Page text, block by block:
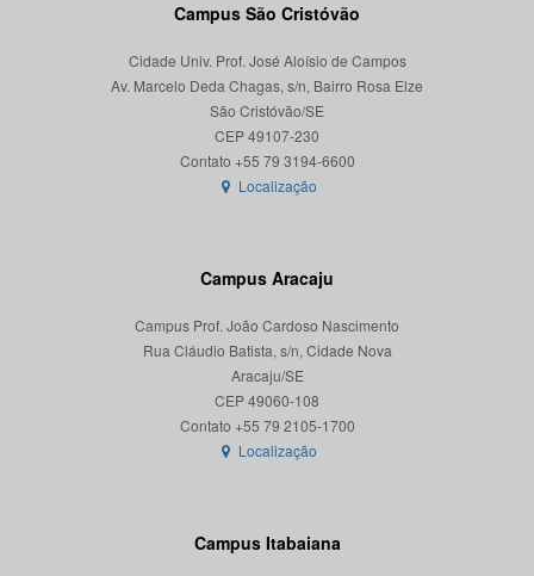
Campus São Cristóvão
Cidade Univ. Prof. José Aloísio de Campos
Av. Marcelo Deda Chagas, s/n, Bairro Rosa Elze
São Cristóvão/SE
CEP 49107-230
Localização
Campus Aracaju
Campus Prof. João Cardoso Nascimento
Rua Cláudio Batista, s/n, Cidade Nova
Aracaju/SE
CEP 49060-108
Localização
Campus Itabaiana